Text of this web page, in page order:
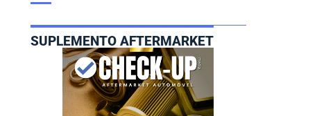
SUPLEMENTO AFTERMARKET